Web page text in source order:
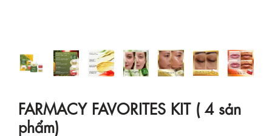
FARMACY FAVORITES KIT ( 4 sản
phẩm)